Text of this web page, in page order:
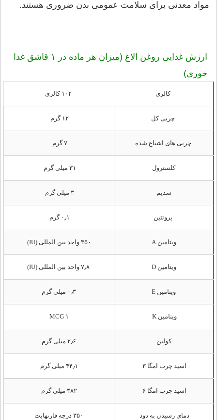
مواد معدنی برای سلامت عمومی بدن ضروری هستند.
ارزش غذایی روغن الاغ (میزان هر ماده در ۱ قاشق غذا
خوری)
کالری ۱۰۲ کالری
چربی کل ۱۲ گرم
چربی های اشباع شده ۷ گرم
کلسترول ۳۱ میلی گرم
سدیم ۳ میلی گرم
پروتئین ۰٫۱ گرم
ویتامین A ۳۵۰ واحد بین المللی (IU)
ویتامین D ۷٫۸ واحد بین المللی (IU)
ویتامین E ۰٫۳ میلی گرم
ویتامین K ۱ MCG
کولین ۲٫۶ میلی گرم
اسید چرب امگا ۳ ۴۴٫۱ میلی گرم
اسید چرب امگا ۶ ۳۸۲ میلی گرم
دمای رسیدن به دود ۳۵۰ درجه فارنهایت